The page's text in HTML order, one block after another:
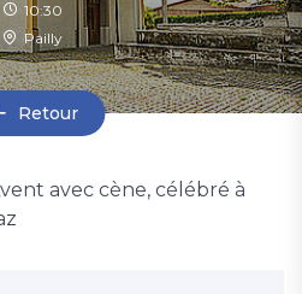
10:30
Pailly
Retour
avec cène, célébré à